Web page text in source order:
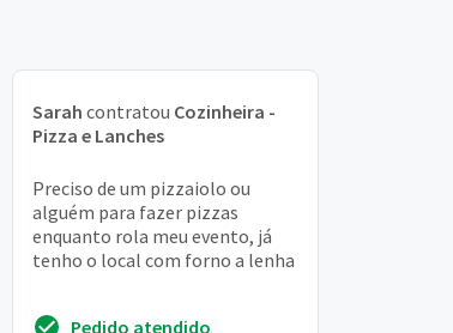
Sarah contratou Cozinheira -
Pizza e Lanches
Preciso de um pizzaiolo ou
alguém para fazer pizzas
enquanto rola meu evento, já
tenho o local com forno a lenha
Pedido atendido